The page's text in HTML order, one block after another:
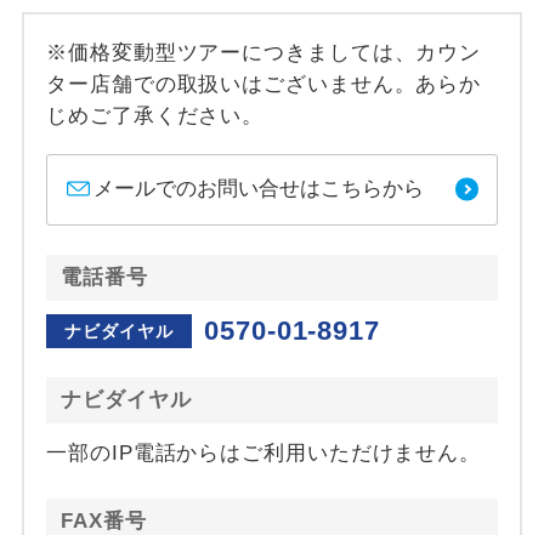
※価格変動型ツアーにつきましては、カウン
ター店舗での取扱いはございません。あらか
じめご了承ください。
メールでのお問い合せはこちらから
電話番号
ナビダイヤル 0570-01-8917
ナビダイヤル
一部のIP電話からはご利用いただけません。
FAX番号